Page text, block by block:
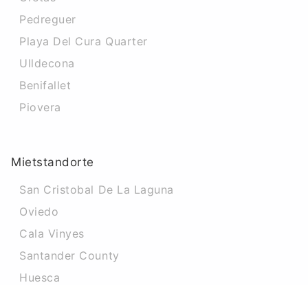
Pedreguer
Playa Del Cura Quarter
Ulldecona
Benifallet
Piovera
Mietstandorte
San Cristobal De La Laguna
Oviedo
Cala Vinyes
Santander County
Huesca